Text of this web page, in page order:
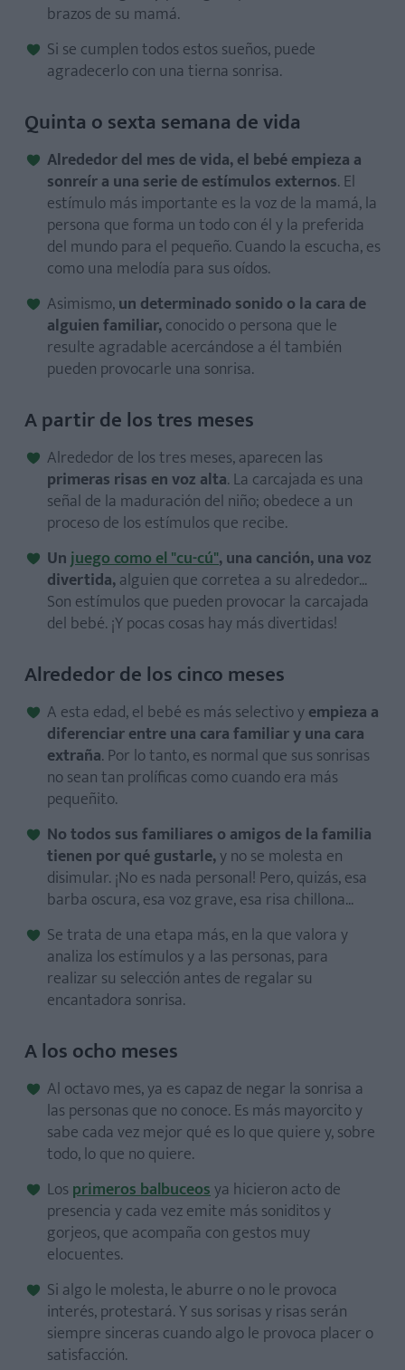
brazos de su mamá.
Si se cumplen todos estos sueños, puede
agradecerlo con una tierna sonrisa.
Quinta o sexta semana de vida
Alrededor del mes de vida, el bebé empieza a
sonreír a una serie de estímulos externos. El
estímulo más importante es la voz de la mamá, la
persona que forma un todo con él y la preferida
del mundo para el pequeño. Cuando la escucha, es
como una melodía para sus oídos.
Asimismo,un determinado sonido o la cara de
alguien familiar,conocido o persona que le
resulte agradable acercándose a él también
pueden provocarle una sonrisa.
A partir de los tres meses
Alrededor de los tres meses, aparecen las
primeras risas en voz alta. La carcajada es una
señal de la maduración del niño; obedece a un
proceso de los estímulos que recibe.
Unjuego como el "cu-cú", una canción, una voz
divertida,alguien que corretea a su alrededor...
Son estímulos que pueden provocar la carcajada
del bebé. ¡Y pocas cosas hay más divertidas!
Alrededor de los cinco meses
A esta edad, el bebé es más selectivo yempieza a
diferenciar entre una cara familiar y una cara
extraña. Por lo tanto, es normal que sus sonrisas
no sean tan prolíficas como cuando era más
pequeñito.
No todos sus familiares o amigos de la familia
tienen por qué gustarle,y no se molesta en
disimular. ¡No es nada personal! Pero, quizás, esa
barba oscura, esa voz grave, esa risa chillona...
Se trata de una etapa más, en la que valora y
analiza los estímulos y a las personas, para
realizar su selección antes de regalar su
encantadora sonrisa.
A los ocho meses
Al octavo mes, ya es capaz de negar la sonrisa a
las personas que no conoce. Es más mayorcito y
sabe cada vez mejor qué es lo que quiere y, sobre
todo, lo que no quiere.
Los primeros balbuceosya hicieron acto de
presencia y cada vez emite más soniditos y
gorjeos, que acompaña con gestos muy
elocuentes.
Si algo le molesta, le aburre o no le provoca
interés, protestará. Y sus sorisas y risas serán
siempre sinceras cuando algo le provoca placer o
satisfacción.